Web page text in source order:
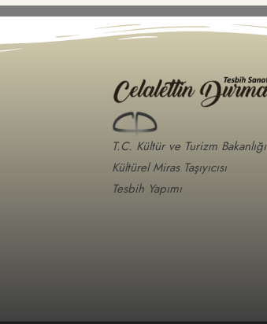
T.C. Kültür ve Turizm Bakanlığı
Kültürel Miras Taşıyıcısı
Tesbih Yapımı